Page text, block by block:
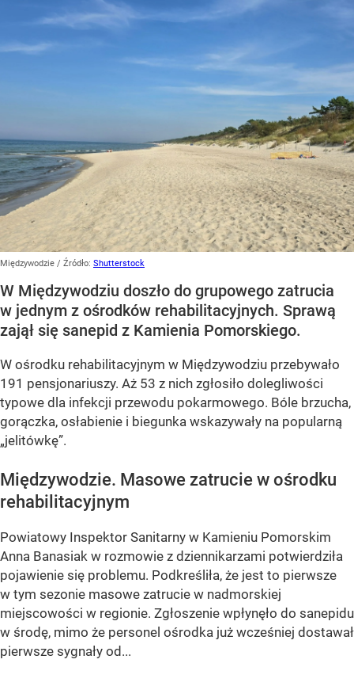
Międzywodzie / Źródło: Shutterstock
W Międzywodziu doszło do grupowego zatrucia
w jednym z ośrodków rehabilitacyjnych. Sprawą
zajął się sanepid z Kamienia Pomorskiego.
W ośrodku rehabilitacyjnym w Międzywodziu przebywało
191 pensjonariuszy. Aż 53 z nich zgłosiło dolegliwości
typowe dla infekcji przewodu pokarmowego. Bóle brzucha,
gorączka, osłabienie i biegunka wskazywały na popularną
„jelitówkę”.
Międzywodzie. Masowe zatrucie w ośrodku
rehabilitacyjnym
Powiatowy Inspektor Sanitarny w Kamieniu Pomorskim
Anna Banasiak w rozmowie z dziennikarzami potwierdziła
pojawienie się problemu. Podkreśliła, że jest to pierwsze
w tym sezonie masowe zatrucie w nadmorskiej
miejscowości w regionie. Zgłoszenie wpłynęło do sanepidu
w środę, mimo że personel ośrodka już wcześniej dostawał
pierwsze sygnały od...